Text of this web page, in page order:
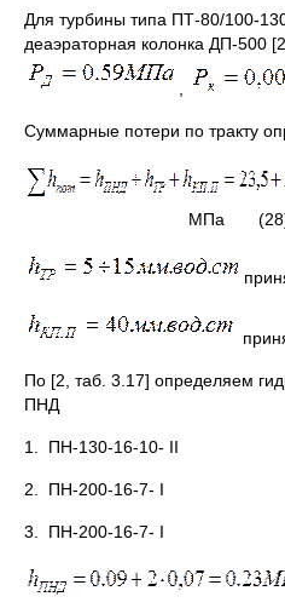
Для турбины типа ПТ-80/100-
деаэраторная колонка ДП-500
,
Суммарные потери по тракту
По [2, таб. 3.17] определяем
ПНД
1. ПН-130-16-10- II
2. ПН-200-16-7- I
3. ПН-200-16-7- I